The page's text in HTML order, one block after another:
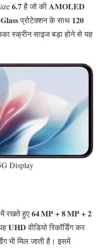
6.7है जो कीAMOLED
प्रोटेक्शन के साथ 120
स्क्रीन साइज बड़ा होने से यह
Display
में रखते हुए64 MP + 8 MP + 2
UHDवीडियो रिकॉर्डिंग कर
भी मिल जाती है। इसमें